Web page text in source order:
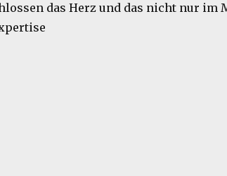
das Herz und das nicht nur im